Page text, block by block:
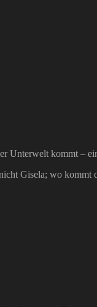
Unterwelt kommt –
Gisela; wo kommt